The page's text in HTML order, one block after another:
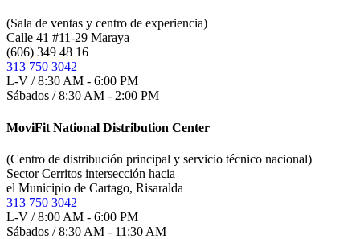
(Sala de ventas y centro de experiencia)
Calle 41 #11-29 Maraya
(606) 349 48 16
313 750 3042
L-V / 8:30 AM - 6:00 PM
Sábados / 8:30 AM - 2:00 PM
MoviFit National Distribution Center
(Centro de distribución principal y servicio técnico nacional)
Sector Cerritos intersección hacia
el Municipio de Cartago, Risaralda
313 750 3042
L-V / 8:00 AM - 6:00 PM
Sábados / 8:30 AM - 11:30 AM